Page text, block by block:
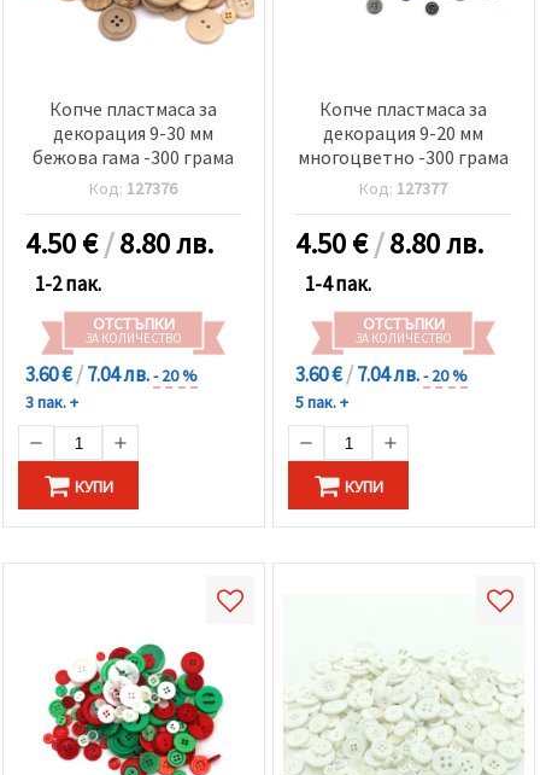
Копче пластмаса за
декорация 9-30 мм
бежова гама -300 грама
Код: 127376
4.50€/8.80 лв.
1-2 пак.
ОТСТЪПКИ
ЗА КОЛИЧЕСТВО
3.60 €/7.04 лв.- 20 %
3 пак. +
КУПИ
Копче пластмаса за
декорация 9-20 мм
многоцветно -300 грама
Код: 127377
4.50€/8.80 лв.
1-4 пак.
ОТСТЪПКИ
ЗА КОЛИЧЕСТВО
3.60 €/7.04 лв.- 20 %
5 пак. +
КУПИ